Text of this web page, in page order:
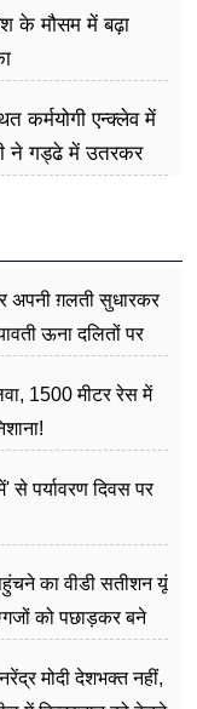
के मौसम में बढ़ा
कर्मयोगी एन्क्लेव में
ने गड्ढे में उतरकर
अपनी ग़लती सुधारकर
ऊना दलितों पर
1500 मीटर रेस में
से पर्यावरण दिवस पर
का वीडी सतीशन यूं
को पछाड़कर बने
मोदी देशभक्त नहीं,